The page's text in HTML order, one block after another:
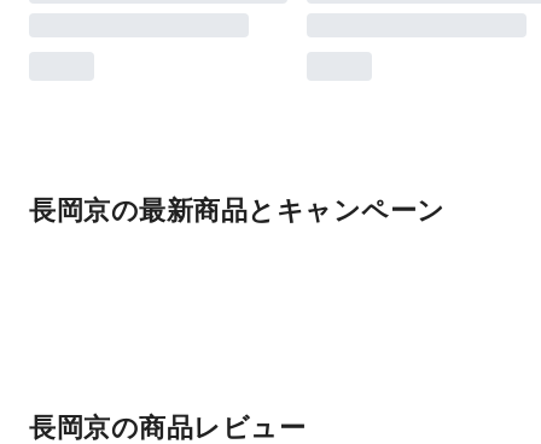
長岡京の最新商品とキャンペーン
長岡京の商品レビュー